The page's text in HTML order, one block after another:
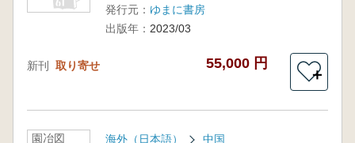
発行元： ゆまに書房
出版年： 2023/03
新刊 取り寄せ 55,000 円
＋
園冶図 海外（日本語） 中国